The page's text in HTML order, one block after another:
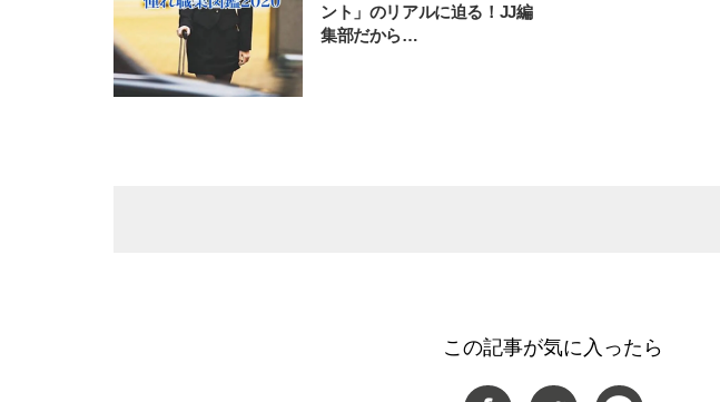
ント」のリアルに迫る！JJ編
集部だから…
この記事が気に入ったら